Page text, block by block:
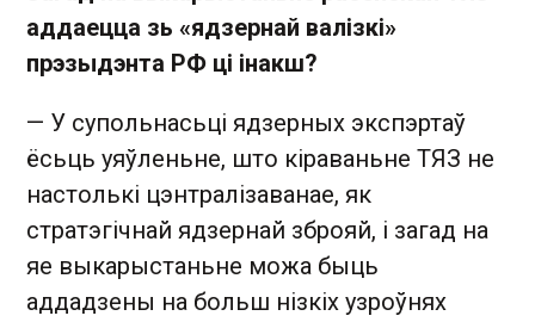
аддаецца зь «ядзернай валізкі»
прэзыдэнта РФ ці інакш?
— У супольнасьці ядзерных экспэртаў
ёсьць уяўленьне, што кіраваньне ТЯЗ не
настолькі цэнтралізаванае, як
стратэгічнай ядзернай зброяй, і загад на
яе выкарыстаньне можа быць
аддадзены на больш нізкіх узроўнях